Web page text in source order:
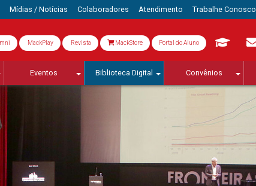
Mídias / Notícias Colaboradores Atendimento Trabalhe Conosco
MackPlay Revista MackStore Portal do Aluno
Eventos Biblioteca Digital Convênios